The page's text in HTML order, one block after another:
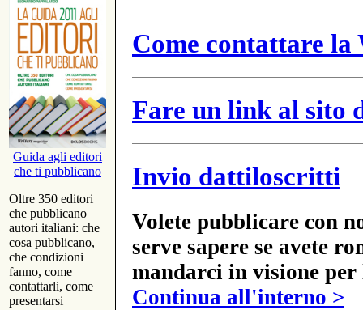
Guida agli editori
che ti pubblicano
Oltre 350 editori
che pubblicano
autori italiani: che
cosa pubblicano,
che condizioni
fanno, come
contattarli, come
presentarsi
Come contattare
Fare un link al sito
Invio dattiloscritti
Volete pubblicare con
serve sapere se avete
mandarci in visione
Continua all'interno >